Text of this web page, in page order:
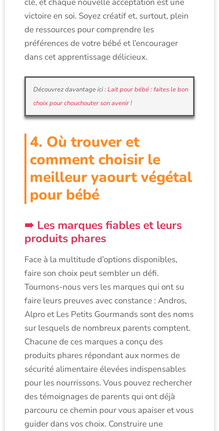
victoire en soi. Soyez créatif et, surtout, plein
de ressources pour comprendre les
préférences de votre bébé et l’encourager
dans cet apprentissage délicieux.
Découvrez davantage ici :Lait pour bébé : faites le bon
choix pour chouchouter son avenir !
4. Où trouver et
comment choisir le
meilleur yaourt végétal
pour bébé
Les marques fiables et leurs
produits phares
Face à la multitude d’options disponibles,
faire son choix peut sembler un défi.
Tournons-nous vers les marques qui ont su
faire leurs preuves avec constance : Andros,
Alpro et Les Petits Gourmands sont des noms
sur lesquels de nombreux parents comptent.
Chacune de ces marques a conçu des
produits phares répondant aux normes de
sécurité alimentaire élevées indispensables
pour les nourrissons. Vous pouvez rechercher
des témoignages de parents qui ont déjà
parcouru ce chemin pour vous apaiser et vous
guider dans vos choix. Construire une